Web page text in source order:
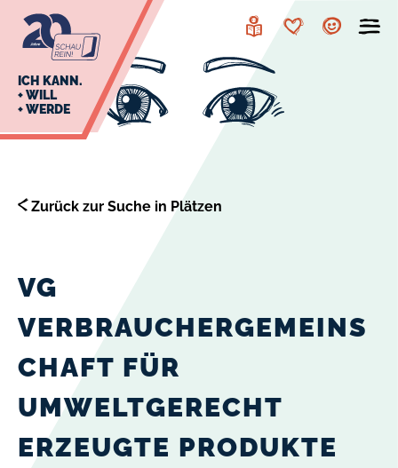
Navigation
Inhalt
Leichte
MerkzettelAccount
ICH KANN.
+ WILL
+ WERDE
Zurück zur Suche in Plätzen
VG
VERBRAUCHERGEMEINS
CHAFT FÜR
UMWELTGERECHT
ERZEUGTE PRODUKTE